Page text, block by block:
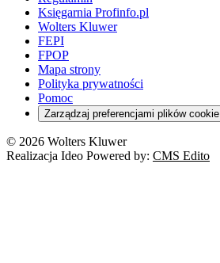
Księgarnia Profinfo.pl
Wolters Kluwer
FEPI
FPOP
Mapa strony
Polityka prywatności
Pomoc
Zarządzaj preferencjami plików cookie
© 2026 Wolters Kluwer
Realizacja Ideo Powered by: CMS Edito